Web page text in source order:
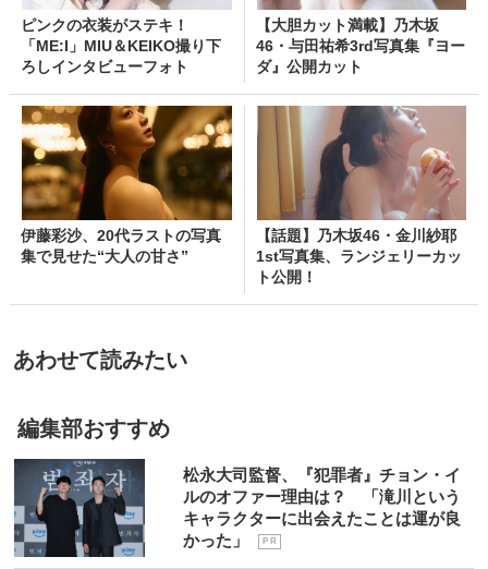
ピンクの衣装がステキ！
「ME:I」MIU＆KEIKO撮り下
ろしインタビューフォト
【大胆カット満載】乃木坂
46・与田祐希3rd写真集『ヨー
ダ』公開カット
伊藤彩沙、20代ラストの写真
集で見せた“大人の甘さ”
【話題】乃木坂46・金川紗耶
1st写真集、ランジェリーカッ
ト公開！
あわせて読みたい
編集部おすすめ
松永大司監督、『犯罪者』チョン・イ
ルのオファー理由は？ 「滝川という
キャラクターに出会えたことは運が良
かった」
P R